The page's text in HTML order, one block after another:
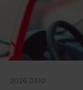
2026.03.10